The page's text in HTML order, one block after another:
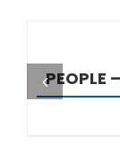
PEOPLE